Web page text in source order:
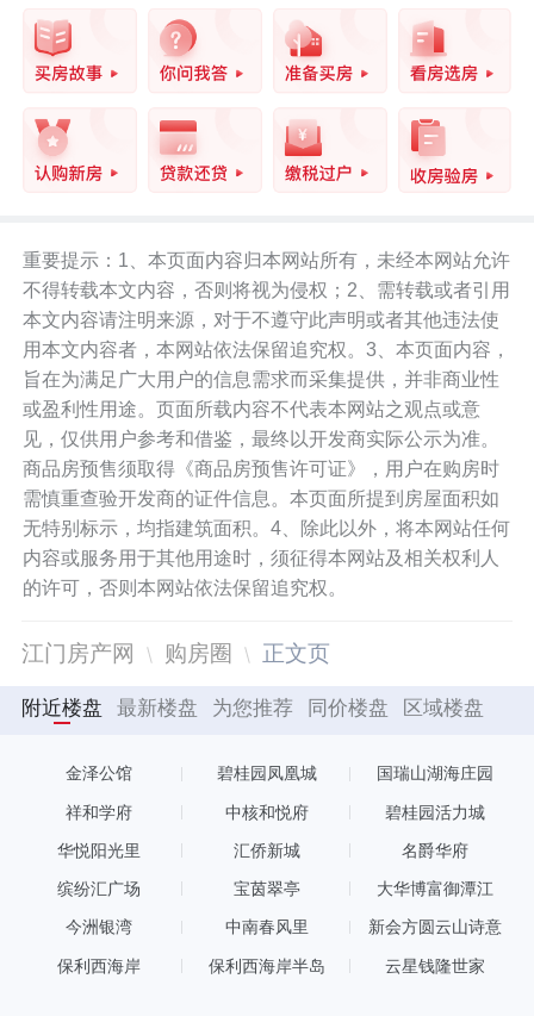
重要提示：1、本页面内容归本网站所有，未经本网站允许
不得转载本文内容，否则将视为侵权；2、需转载或者引用
本文内容请注明来源，对于不遵守此声明或者其他违法使
用本文内容者，本网站依法保留追究权。3、本页面内容，
旨在为满足广大用户的信息需求而采集提供，并非商业性
或盈利性用途。页面所载内容不代表本网站之观点或意
见，仅供用户参考和借鉴，最终以开发商实际公示为准。
商品房预售须取得《商品房预售许可证》，用户在购房时
需慎重查验开发商的证件信息。本页面所提到房屋面积如
无特别标示，均指建筑面积。4、除此以外，将本网站任何
内容或服务用于其他用途时，须征得本网站及相关权利人
的许可，否则本网站依法保留追究权。
江门房产网 购房圈 正文页
附近楼盘 最新楼盘 为您推荐 同价楼盘 区域楼盘
金泽公馆 碧桂园凤凰城 国瑞山湖海庄园
祥和学府 中核和悦府 碧桂园活力城
华悦阳光里 汇侨新城 名爵华府
缤纷汇广场 宝茵翠亭 大华博富御潭江
今洲银湾 中南春风里 新会方圆云山诗意
保利西海岸 保利西海岸半岛 云星钱隆世家